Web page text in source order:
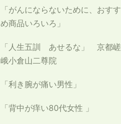
「がんにならないために、おすす
め商品いろいろ」
「人生五訓 あせるな」 京都嵯
峨小倉山二尊院
「利き腕が痛い男性」
「背中が痒い80代女性 」